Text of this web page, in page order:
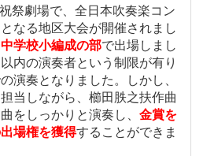
祭劇場で、全日本吹奏楽コン
なる地区大会が開催されまし
中学校小編成の部で出場しまし
内の演奏者という制限が有り
演奏となりました。しかし、
当しながら、櫛田胅之扶作曲
をしっかりと演奏し、 金賞を
場権を獲得することができま